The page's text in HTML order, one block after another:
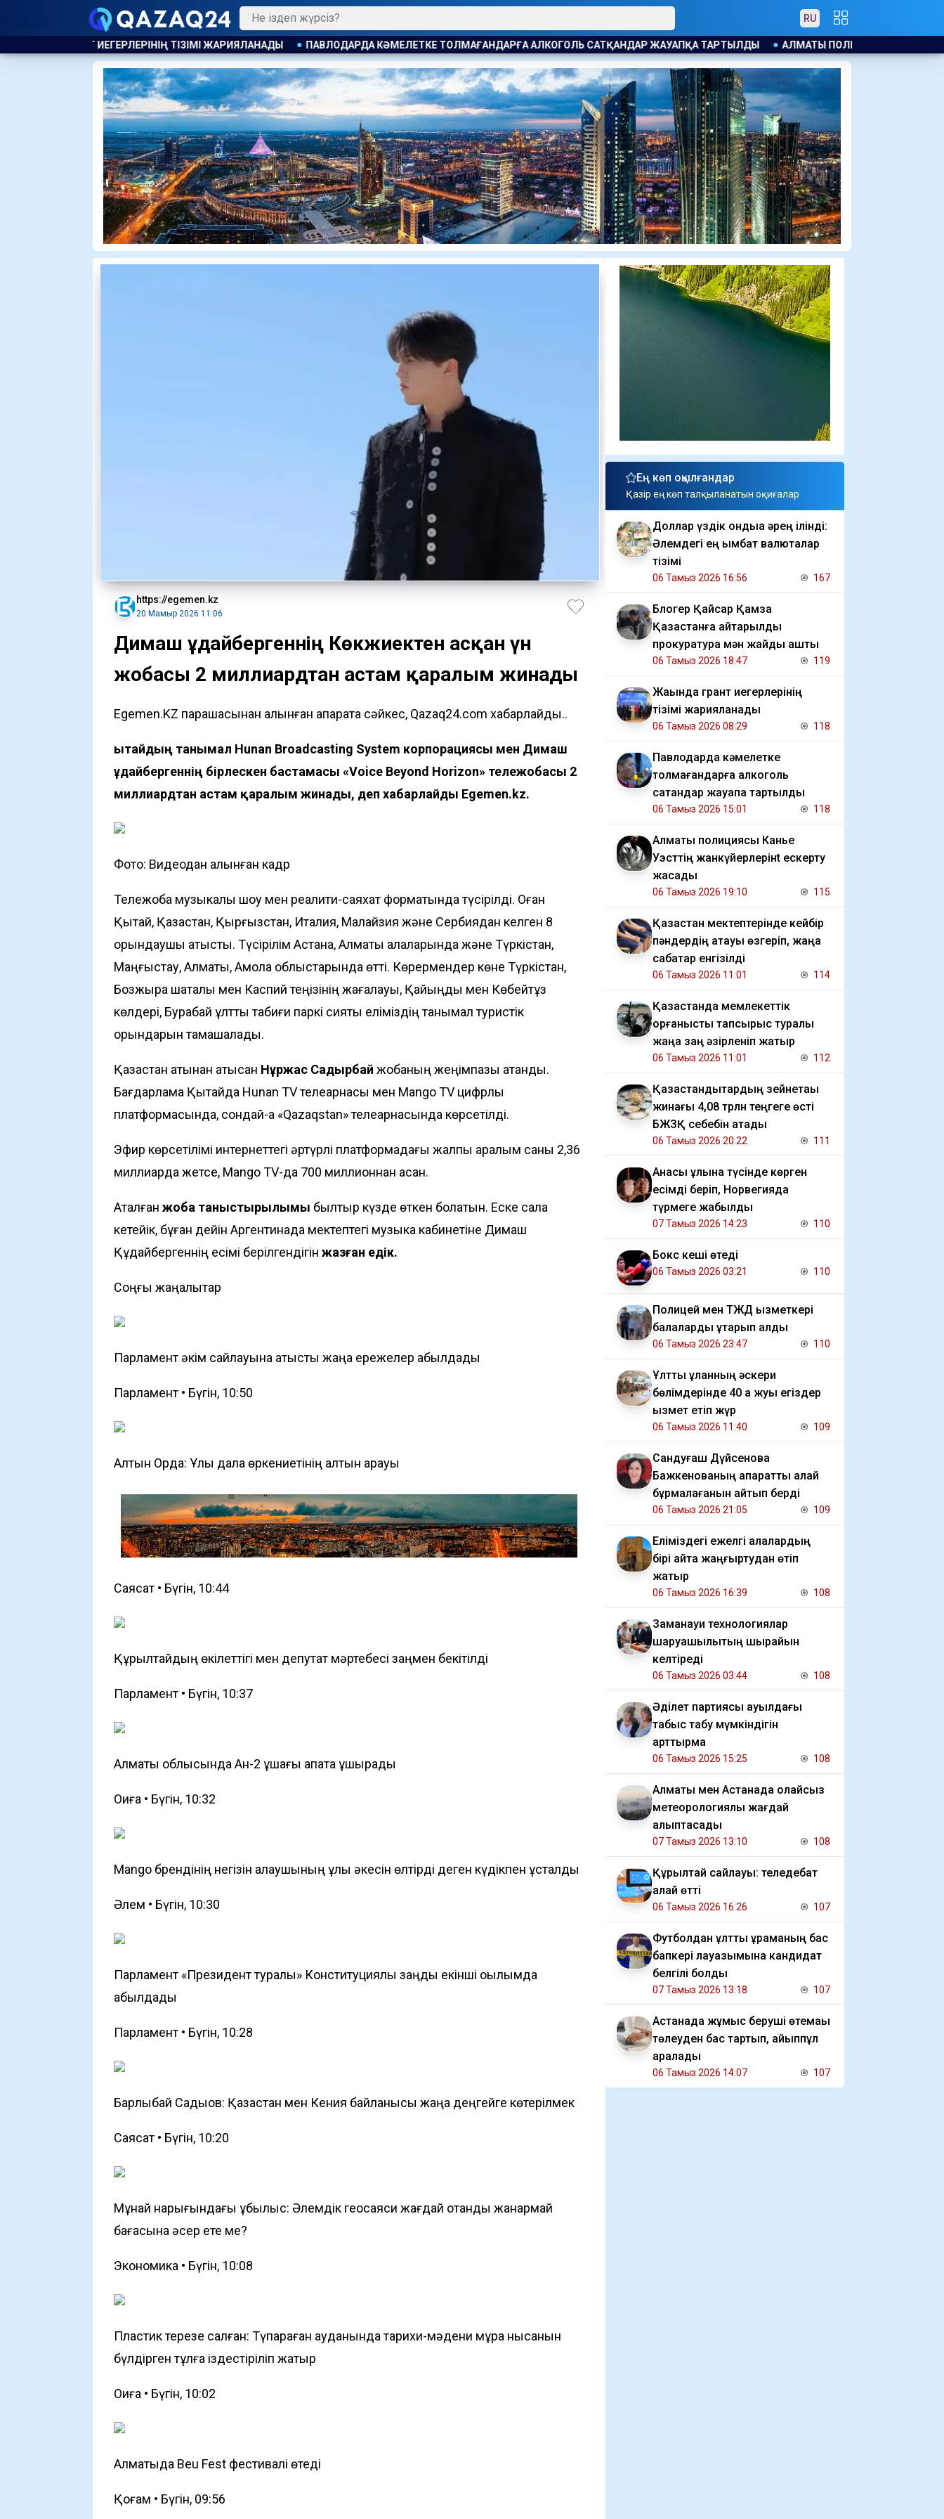
RU
ТІЗІМІ ЖАРИЯЛАНАДЫ ПАВЛОДАРДА КӘМЕЛЕТКЕ ТОЛМАҒАНДАРҒА АЛКОГОЛЬ САТҚАНДАР ЖАУАПҚА ТАРТЫЛДЫ АЛМАТЫ ПОЛИЦИЯСЫ КАНЬЕ УЭСТТІҢ ЖАНКҮЙЕРЛЕРІНT
https://egemen.kz
20 Мамыр 2026 11:06
Димаш Құдайбергеннің Көкжиектен асқан үн
жобасы 2 миллиардтан астам қаралым жинады
Egemen.KZ парақшасынан алынған ақпаратқа сәйкес, Qazaq24.com хабарлайды..
Қытайдың танымал Hunan Broadcasting System корпорациясы мен Димаш
Құдайбергеннің бірлескен бастамасы «Voice Beyond Horizon» тележобасы 2
миллиардтан астам қаралым жинады, деп хабарлайды Egemen.kz.
Фото: Видеодан алынған кадр
Тележоба музыкалық шоу мен реалити-саяхат форматында түсірілді. Оған
Қытай, Қазақстан, Қырғызстан, Италия, Малайзия және Сербиядан келген 8
орындаушы қатысты. Түсірілім Астана, Алматы қалаларында және Түркістан,
Маңғыстау, Алматы, Ақмола облыстарында өтті. Көрермендер көне Түркістан,
Бозжыра шатқалы мен Каспий теңізінің жағалауы, Қайыңды мен Көбейтұз
көлдері, Бурабай ұлттық табиғи паркі сияқты еліміздің танымал туристік
орындарын тамашалады.
Қазақстан атынан қатысқан Нұржас Садырбай жобаның жеңімпазы атанды.
Бағдарлама Қытайда Hunan TV телеарнасы мен Mango TV цифрлық
платформасында, сондай-ақ «Qazaqstan» телеарнасында көрсетілді.
Эфир көрсетілімі интернеттегі әртүрлі платформадағы жалпы қаралым саны 2,36
миллиардқа жетсе, Mango TV-да 700 миллионнан асқан.
Аталған жоба таныстырылымы былтыр күзде өткен болатын. Еске сала
кетейік, бұған дейін Аргентинада мектептегі музыка кабинетіне Димаш
Құдайбергеннің есімі берілгендігін жазған едік.
Соңғы жаңалықтар
Парламент әкім сайлауына қатысты жаңа ережелер қабылдады
Парламент • Бүгін, 10:50
Алтын Орда: Ұлы дала өркениетінің алтын арқауы
Саясат • Бүгін, 10:44
Құрылтайдың өкілеттігі мен депутат мәртебесі заңмен бекітілді
Парламент • Бүгін, 10:37
Алматы облысында Ан-2 ұшағы апатқа ұшырады
Оқиға • Бүгін, 10:32
Mango брендінің негізін қалаушының ұлы әкесін өлтірді деген күдікпен ұсталды
Әлем • Бүгін, 10:30
Парламент «Президент туралы» Конституциялық заңды екінші оқылымда
қабылдады
Парламент • Бүгін, 10:28
Барлыбай Садықов: Қазақстан мен Кения байланысы жаңа деңгейге көтерілмек
Саясат • Бүгін, 10:20
Мұнай нарығындағы құбылыс: Әлемдік геосаяси жағдай отандық жанармай
бағасына әсер ете ме?
Экономика • Бүгін, 10:08
Пластик терезе салған: Түпқараған ауданында тарихи-мәдени мұра нысанын
бүлдірген тұлға іздестіріліп жатыр
Оқиға • Бүгін, 10:02
Алматыда Beu Fest фестивалі өтеді
Қоғам • Бүгін, 09:56
Ең көп оқылғандар
Қазір ең көп талқыланатын оқиғалар
Доллар үздік ондыққа әрең ілінді:
Әлемдегі ең қымбат валюталар
тізімі
06 Тамыз 2026 16:56 167
Блогер Қайсар Қамза
Қазақстанға қайтарылды
прокуратура мән жайды ашты
06 Тамыз 2026 18:47 119
Жақында грант иегерлерінің
тізімі жарияланады
06 Тамыз 2026 08:29 118
Павлодарда кәмелетке
толмағандарға алкоголь
сатқандар жауапқа тартылды
06 Тамыз 2026 15:01 118
Алматы полициясы Канье
Уэсттің жанкүйерлерінt ескерту
жасады
06 Тамыз 2026 19:10 115
Қазақстан мектептерінде кейбір
пәндердің атауы өзгеріп, жаңа
сабақтар енгізілді
06 Тамыз 2026 11:01 114
Қазақстанда мемлекеттік
қорғаныстық тапсырыс туралы
жаңа заң әзірленіп жатыр
06 Тамыз 2026 11:01 112
Қазақстандықтардың зейнетақы
жинағы 4,08 трлн теңгеге өсті
БЖЗҚ себебін атады
06 Тамыз 2026 20:22 111
Анасы ұлына түсінде көрген
есімді беріп, Норвегияда
түрмеге жабылды
07 Тамыз 2026 14:23 110
Бокс кеші өтеді
06 Тамыз 2026 03:21 110
Полицей мен ТЖД қызметкері
балаларды құтқарып қалды
06 Тамыз 2026 23:47 110
Ұлттық ұланның әскери
бөлімдерінде 40 қа жуық егіздер
қызмет етіп жүр
06 Тамыз 2026 11:40 109
Сандуғаш Дүйсенова
Бажкенованың ақпаратты қалай
бұрмалағанын айтып берді
06 Тамыз 2026 21:05 109
Еліміздегі ежелгі қалалардың
бірі қайта жаңғыртудан өтіп
жатыр
06 Тамыз 2026 16:39 108
Заманауи технологиялар
шаруашылықтың шырайын
келтіреді
06 Тамыз 2026 03:44 108
Әділет партиясы ауылдағы
табыс табу мүмкіндігін
арттырмақ
06 Тамыз 2026 15:25 108
Алматы мен Астанада қолайсыз
метеорологиялық жағдай
қалыптасады
07 Тамыз 2026 13:10 108
Құрылтай сайлауы: теледебат
қалай өтті
06 Тамыз 2026 16:26 107
Футболдан ұлттық құраманың бас
бапкері лауазымына кандидат
белгілі болды
07 Тамыз 2026 13:18 107
Астанада жұмыс беруші өтемақы
төлеуден бас тартып, айыппұл
арқалады
06 Тамыз 2026 14:07 107